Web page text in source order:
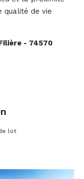
qualité de vie
- 74570
lot